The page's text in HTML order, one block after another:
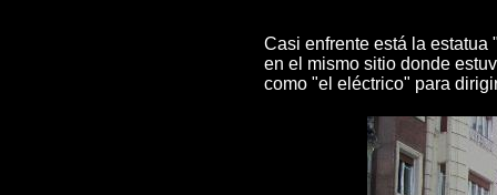
Casi enfrente está la
en el mismo sitio donde
como "el eléctrico" para